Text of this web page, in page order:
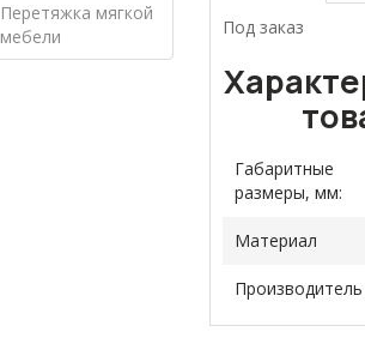
Перетяжка мягкой
мебели
Под заказ
Габаритные
размеры, мм:
Материал
Производитель